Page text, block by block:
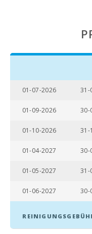
Strand Cala Dor
Strand Cala
Serena (km):
Strand Cala
(km):
Strand Cala
Tropicana (km):
Strand von Porto
Novo (km):
01-07-2026 31-
01-09-2026 30-
01-10-2026 31-
01-04-2027 30-
01-05-2027 31-
01-06-2027 30-